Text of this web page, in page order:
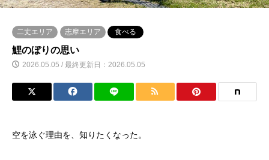
二丈エリア 志摩エリア 食べる
鯉のぼりの思い
2026.05.05 / 最終更新日：2026.05.05
空を泳ぐ理由を、知りたくなった。